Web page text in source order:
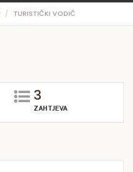
TURISTIČKI VODIČ
3
ZAHTJEVA